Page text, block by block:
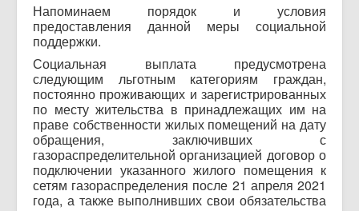
Напоминаем порядок и условия
предоставления данной меры социальной
поддержки.
Социальная выплата предусмотрена
следующим льготным категориям граждан,
постоянно проживающих и зарегистрированных
по месту жительства в принадлежащих им на
праве собственности жилых помещений на дату
обращения, заключивших с
газораспределительной организацией договор о
подключении указанного жилого помещения к
сетям газораспределения после 21 апреля 2021
года, а также выполнивших свои обязательства